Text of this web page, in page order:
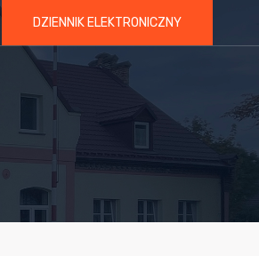
DZIENNIK ELEKTRONICZNY